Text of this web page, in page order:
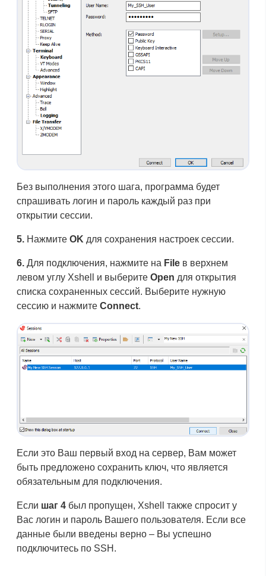
Без выполнения этого шага, программа будет
спрашивать логин и пароль каждый раз при
открытии сессии.
5. Нажмите OK для сохранения настроек сессии.
6. Для подключения, нажмите на File в верхнем
левом углу Xshell и выберите Open для открытия
списка сохраненных сессий. Выберите нужную
сессию и нажмите Connect.
Если это Ваш первый вход на сервер, Вам может
быть предложено сохранить ключ, что является
обязательным для подключения.
Если шаг 4 был пропущен, Xshell также спросит у
Вас логин и пароль Вашего пользователя. Если все
данные были введены верно – Вы успешно
подключитесь по SSH.